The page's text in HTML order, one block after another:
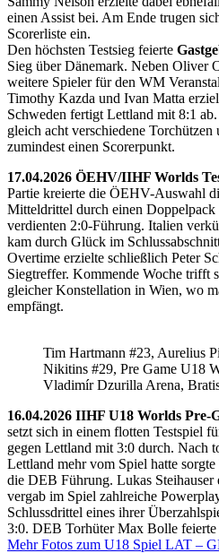
einen Assist bei. Am Ende trugen
Scorerliste ein.
Den höchsten Testsieg feierte
Sieg über Dänemark. Neben Oliver
weitere Spieler für den WM
Timothy Kazda und Ivan Matta
Schweden fertigt Lettland mit 8:1
gleich acht verschiedene
zumindest einen Scorerpunkt.
17.04.2026 ÖEHV/IIHF Worlds
Partie kreierte die ÖEHV-Auswahl
Mitteldrittel durch einen
verdienten 2:0-Führung. Italien
kam durch Glück im
Overtime erzielte schließlich Peter
Siegtreffer. Kommende Woche trifft
gleicher Konstellation in Wien, wo
empfängt.
Tim Hartmann #23, Aurelius
Nikitins #29, Pre Game U18
Vladimír Dzurilla Arena,
16.04.2026 IIHF U18 Worlds Pre-
setzt sich in einem flotten Testspiel
gegen Lettland mit 3:0 durch. Nach
Lettland mehr vom Spiel hatte
die DEB Führung. Lukas
vergab im Spiel zahlreiche
Schlussdrittel eines ihrer
3:0. DEB Torhüter Max Bolle feierte
Mehr Fotos zum U18 Spiel LAT –